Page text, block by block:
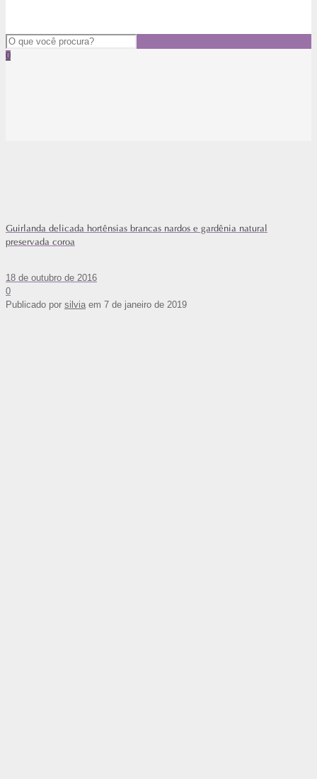
0
Guirlanda delicada hortênsias brancas nardos e gardênia natural
preservada coroa
18 de outubro de 2016
0
Publicado por silvia em 7 de janeiro de 2019